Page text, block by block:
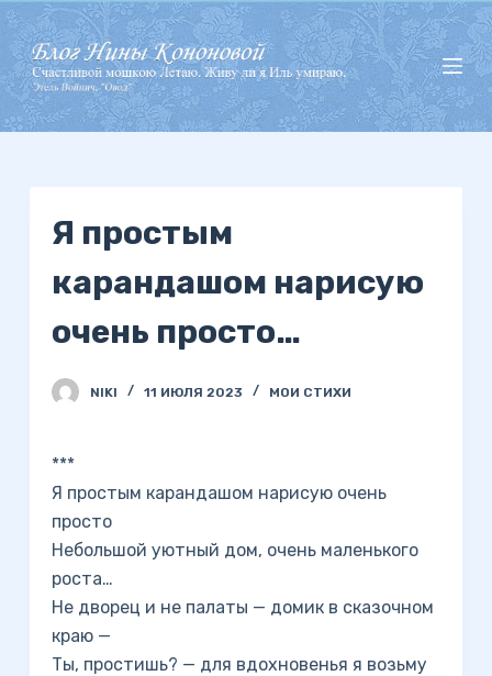
П
е
р
е
й
Я простым
карандашом нарисую
очень просто…
NIKI 11 ИЮЛЯ 2023 МОИ СТИХИ
***
Я простым карандашом нарисую очень
просто
Небольшой уютный дом, очень маленького
роста…
Не дворец и не палаты — домик в сказочном
краю —
Ты, простишь? — для вдохновенья я возьму